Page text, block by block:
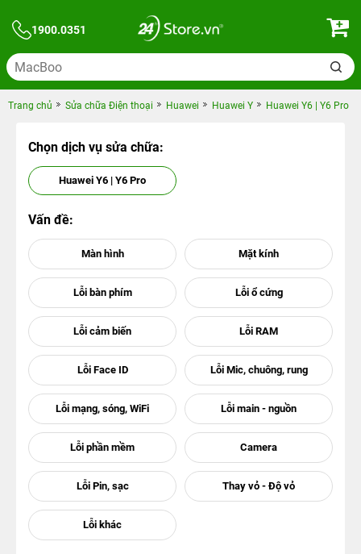
1900.0351
Trang chủ Sửa chữa Điện thoại Huawei Huawei Y Huawei Y6 | Y6 Pro
Chọn dịch vụ sửa chữa:
Huawei Y6 | Y6 Pro
Vấn đề: